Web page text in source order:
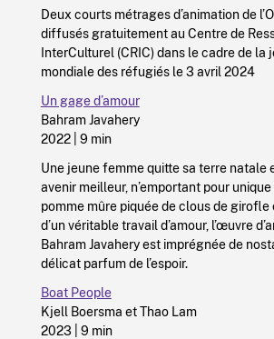
Deux courts métrages d’animation de
diffusés gratuitement au Centre de
InterCulturel (CRIC) dans le cadre de la
mondiale des réfugiés le 3 avril 2024
Un gage d’amour
Bahram Javahery
2022 | 9 min
Une jeune femme quitte sa terre natale
avenir meilleur, n’emportant pour unique
pomme mûre piquée de clous de girofle
d’un véritable travail d’amour, l’œuvre
Bahram Javahery est imprégnée de
délicat parfum de l’espoir.
Boat People
Kjell Boersma et Thao Lam
2023 | 9 min